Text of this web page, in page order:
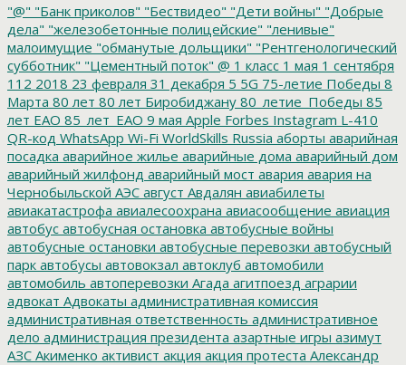
"@" "Банк приколов" "Бествидео" "Дети войны" "Добрые
дела" "железобетонные полицейские" "ленивые"
малоимущие "обманутые дольщики" "Рентгенологический
субботник" "Цементный поток" @ 1 класс 1 мая 1 сентября
112 2018 23 февраля 31 декабря 5 5G 75-летие Победы 8
Марта 80 лет 80 лет Биробиджану 80_летие_Победы 85
лет ЕАО 85_лет_ЕАО 9 мая Apple Forbes Instagram L-410
QR-код WhatsApp Wi-Fi WorldSkills Russia аборты аварийная
посадка аварийное жилье аварийные дома аварийный дом
аварийный жилфонд аварийный мост авария авария на
Чернобыльской АЭС август Авдалян авиабилеты
авиакатастрофа авиалесоохрана авиасообщение авиация
автобус автобусная остановка автобусные войны
автобусные остановки автобусные перевозки автобусный
парк автобусы автовокзал автоклуб автомобили
автомобиль автоперевозки Агада агитпоезд аграрии
адвокат Адвокаты административная комиссия
административная ответственность административное
дело администрация президента азартные игры азимут
АЗС Акименко активист акция акция протеста Александр